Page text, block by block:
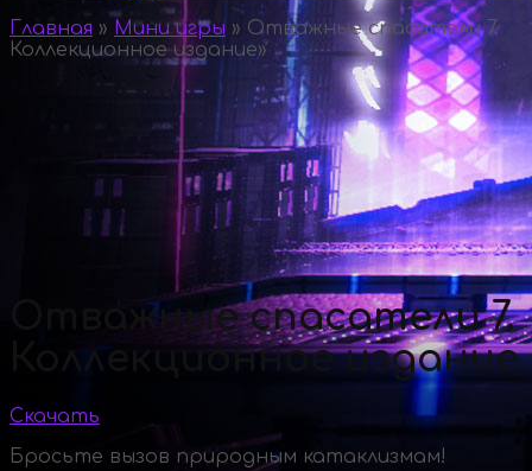
Главная » Мини игры » Отважные спасатели 7.
Коллекционное издание»
Отважные спасатели 7.
Коллекционное издание
Скачать
Бросьте вызов природным катаклизмам!